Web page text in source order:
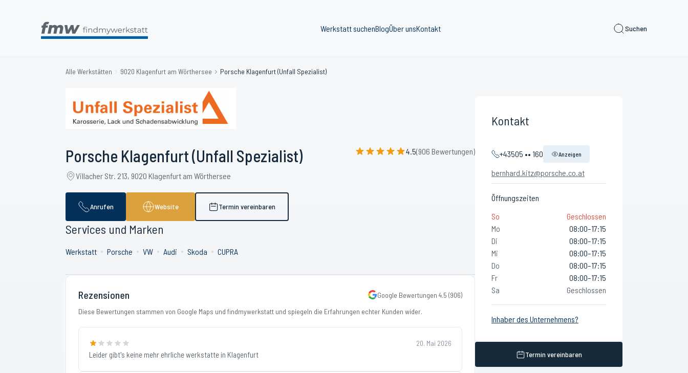
Werkstatt suchenBlogÜber unsKontakt Suchen
Alle Werkstätten 9020 Klagenfurt am Wörthersee Porsche Klagenfurt (Unfall Spezialist)
Porsche Klagenfurt (Unfall Spezialist) 4.5(906 Bewertungen)
Villacher Str. 213, 9020 Klagenfurt am Wörthersee
Anrufen Website Termin vereinbaren
Services und Marken
Werkstatt Porsche VW Audi Skoda CUPRA
Rezensionen Google Bewertungen 4.5 (906)
Diese Bewertungen stammen von Google Maps und findmywerkstatt und spiegeln die Erfahrungen echter Kunden wider.
20. Mai 2026
Leider gibt's keine mehr ehrliche werkstatte in Klagenfurt
Kontakt
+43505 •• 160 Anzeigen
bernhard.kitz@porsche.co.at
Öffnungszeiten
So
Geschlossen
Mo
08:00–17:15
Di
08:00–17:15
Mi
08:00–17:15
Do
08:00–17:15
Fr
08:00–17:15
Sa
Geschlossen
Inhaber des Unternehmens?
Termin vereinbaren